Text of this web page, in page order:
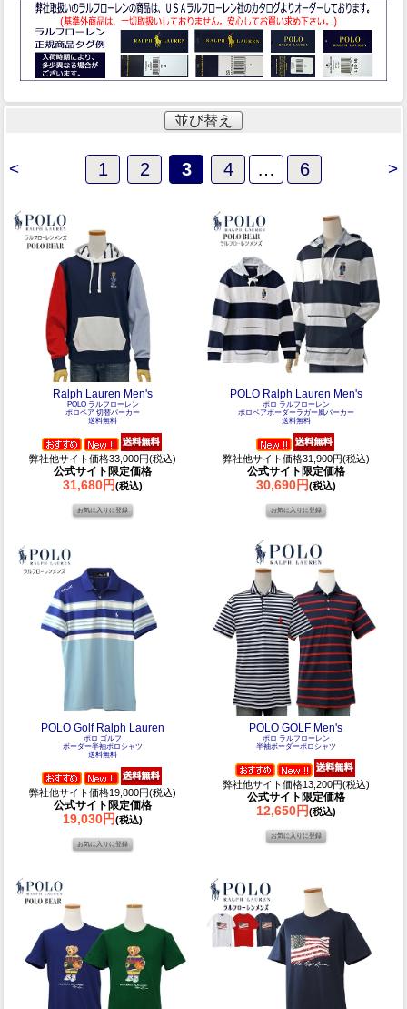
並び替え
< >
1 2 3 4 … 6
Ralph Lauren Men's
POLO ラルフローレン
ポロベア 切替パーカー
送料無料
弊社他サイト価格33,000円(税込)
公式サイト限定価格
31,680円(税込)
POLO Ralph Lauren Men's
ポロ ラルフローレン
ポロベアボーダーラガー風パーカー
送料無料
弊社他サイト価格31,900円(税込)
公式サイト限定価格
30,690円(税込)
POLO Golf Ralph Lauren
ポロ ゴルフ
ボーダー半袖ポロシャツ
送料無料
弊社他サイト価格19,800円(税込)
公式サイト限定価格
19,030円(税込)
POLO GOLF Men's
ポロ ラルフローレン
半袖ボーダーポロシャツ
弊社他サイト価格13,200円(税込)
公式サイト限定価格
12,650円(税込)